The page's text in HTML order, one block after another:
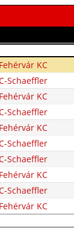
KC
Schaeffler
KC
Schaeffler
KC
Schaeffler
Schaeffler
KC
Schaeffler
KC